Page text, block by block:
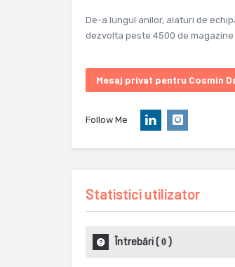
De-a lungul anilor, alaturi de
dezvolta peste 4500 de
Mesaj privat pentru Cosmin
Follow Me
Statistici utilizator
Întrebări( 0 )